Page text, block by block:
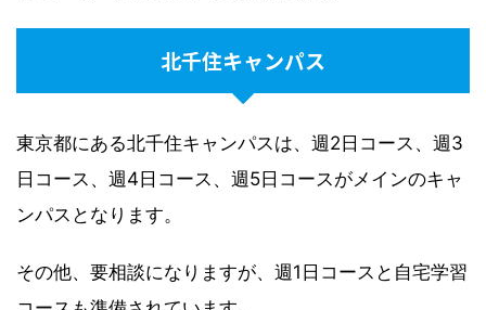
北千住キャンパス
東京都にある北千住キャンパスは、週2日コース、週3
日コース、週4日コース、週5日コースがメインのキャ
ンパスとなります。
その他、要相談になりますが、週1日コースと自宅学習